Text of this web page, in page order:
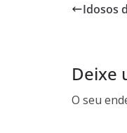
Idosos
Deixe
O seu